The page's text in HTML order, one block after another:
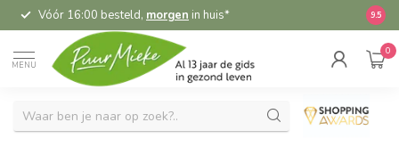
Vóór 16:00 besteld, morgen in huis* 9.5
MENU
0